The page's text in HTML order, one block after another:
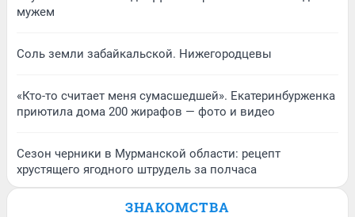
мужем
Соль земли забайкальской. Нижегородцевы
«Кто-то считает меня сумасшедшей». Екатеринбурженка
приютила дома 200 жирафов — фото и видео
Сезон черники в Мурманской области: рецепт
хрустящего ягодного штрудель за полчаса
ЗНАКОМСТВА